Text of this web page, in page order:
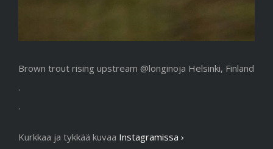
Brown trout rising upstream @longinoja Helsinki, Finland
.
.
Kurkkaa ja tykkää kuvaa Instagramissa ›